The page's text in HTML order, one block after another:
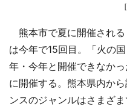
熊本市で夏に開催され
は今年で15回目。「火の
年・今年と開催できなか
に開催する。熊本県内か
ンスのジャンルはさまざ